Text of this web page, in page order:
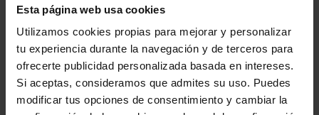
Esta página web usa cookies
Utilizamos cookies propias para mejorar y personalizar
tu experiencia durante la navegación y de terceros para
ofrecerte publicidad personalizada basada en intereses.
Si aceptas, consideramos que admites su uso. Puedes
modificar tus opciones de consentimiento y cambiar la